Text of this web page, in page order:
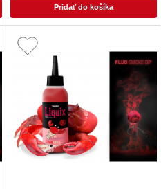
Pridať do košíka